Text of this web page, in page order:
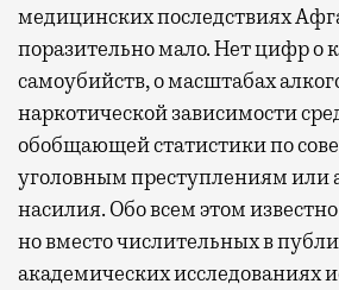
медицинских последствиях
поразительно мало. Нет цифр о
самоубийств, о масштабах
наркотической зависимости
обобщающей статистики по
уголовным преступлениям или
насилия. Обо всем этом
но вместо числительных в
академических исследованиях